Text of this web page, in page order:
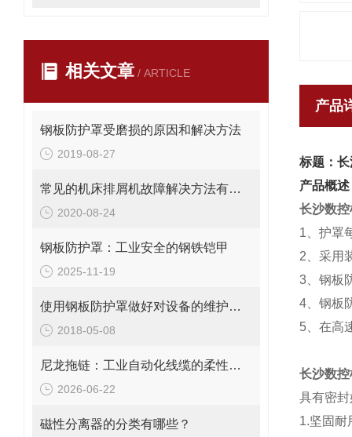
相关文章 / ARTICLE
钢板防护罩受磨损的原因和解决方法
2019-08-27
常见的机床排屑机故障解决方法有哪些
2020-08-24
钢板防护罩：工业安全的钢铁铠甲
2025-11-19
使用钢板防护罩做好对设备的维护十分重要
2018-05-08
尼龙拖链：工业自动化线缆的柔性牵引与保护系统
2026-06-22
磁性分离器的分类有哪些？
产品
标题：
产品概述
长沙数
1、护罩
2、采用
3、钢板
4、钢板
5、在高
长沙数
具有密
1.坚固耐